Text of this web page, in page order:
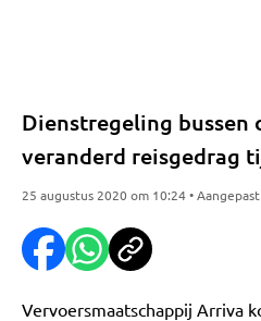
Dienstregeling bussen
veranderd reisgedrag
25 augustus 2020 om 10:24 •
Vervoersmaatschappij Arriva